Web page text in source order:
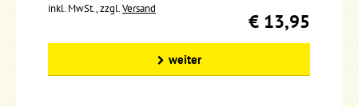
inkl. MwSt., zzgl.Versand
€ 13,95
weiter